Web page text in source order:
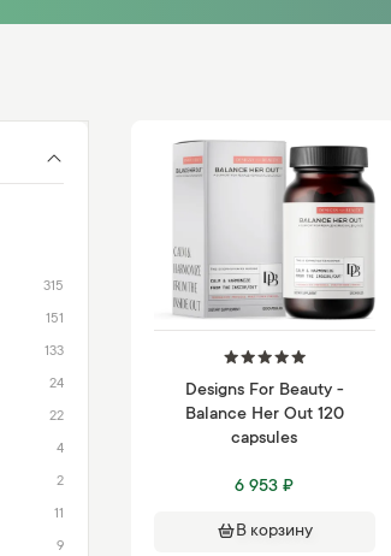
Designs For Beauty -
Balance Her Out 120
capsules
6 953 ₽
В корзину
315
151
133
24
22
4
2
11
9